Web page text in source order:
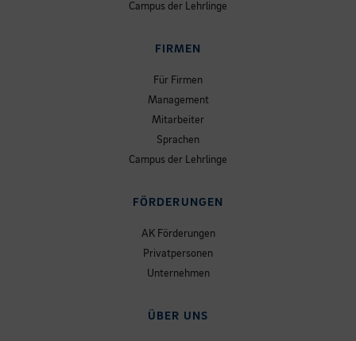
Campus der Lehrlinge
FIRMEN
Für Firmen
Management
Mitarbeiter
Sprachen
Campus der Lehrlinge
FÖRDERUNGEN
AK Förderungen
Privatpersonen
Unternehmen
ÜBER UNS